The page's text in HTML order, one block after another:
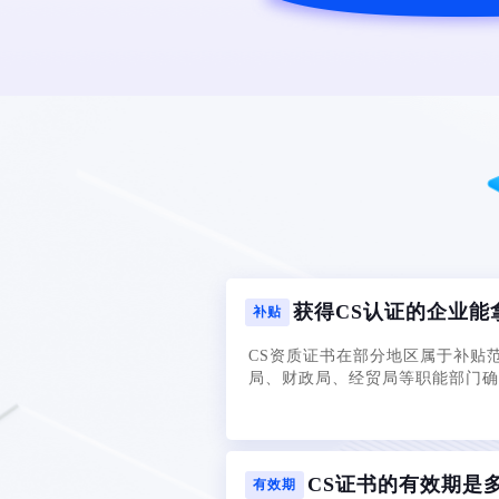
补贴 获得CS认证的企业能
CS资质证书在部分地区属于补贴
局、财政局、经贸局等职能部门
有效期 CS证书的有效期是